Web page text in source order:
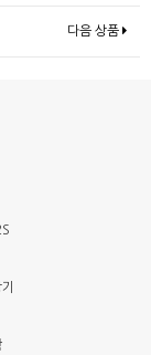
다음 상품